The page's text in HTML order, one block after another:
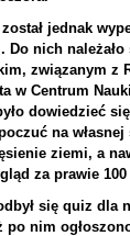
jednak
Do nich należało
związanym z
w Centrum
dowiedzieć
na własnej
ziemi, a
za prawie 100
się quiz dla
nim